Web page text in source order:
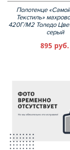
Полотенце
Текстиль»
420Г/М2 Толедо
серый
895 руб.